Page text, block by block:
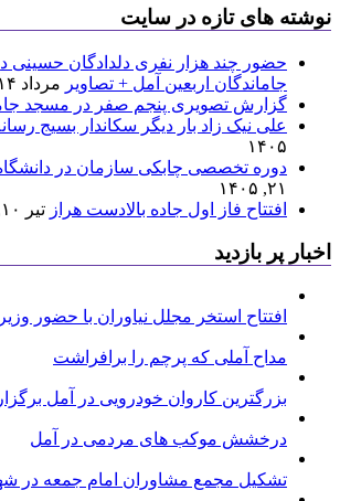
نوشته های تازه در سایت
حضور چند هزار نفری دلدادگان حسینی
جاماندگان اربعین آمل + تصاویر مرداد ۱۴, ۱۴۰۵
گزارش تصویری پنجم صفر در مسجد
علی نیک زاد بار دیگر سکاندار بسیج
۱۴۰۵
دوره تخصصی چابکی سازمان در
۲۱, ۱۴۰۵
افتتاح فاز اول جاده بالادست هراز تیر ۱۰, ۱۴۰۵
اخبار پر بازدید
افتتاح استخر مجلل نیاوران با حضور
مداح آملی که پرچم را برافراشت
بزرگترین کاروان خودرویی در آمل
درخشش موکب های مردمی در آمل
تشکیل مجمع مشاوران امام جمعه در شهر